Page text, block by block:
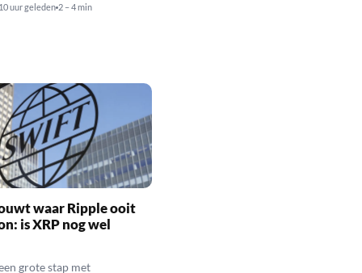
uur geleden 2 – 4 min
waar Ripple ooit
is XRP nog wel
grote stap met